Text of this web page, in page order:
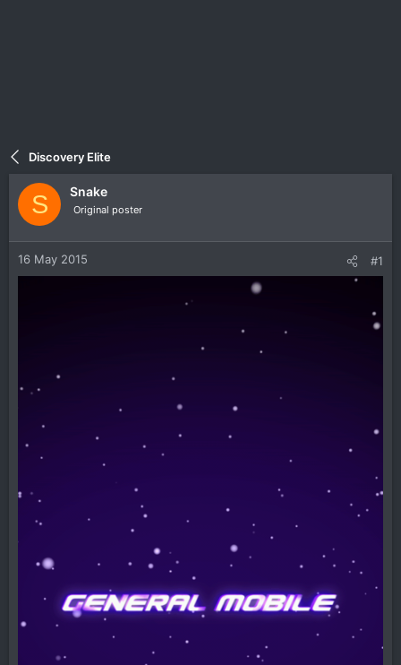
Discovery Elite
S Snake
Original poster
16 May 2015 #1